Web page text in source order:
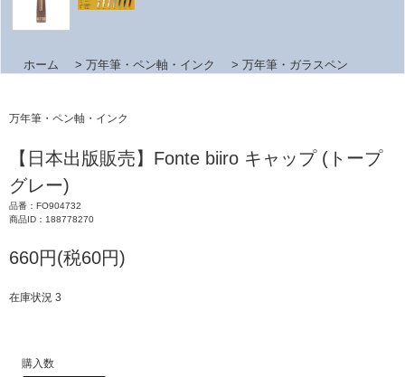
ホーム > 万年筆・ペン軸・インク > 万年筆・ガラスペン
万年筆・ペン軸・インク
【日本出版販売】Fonte biiro キャップ (トープ
グレー)
品番：FO904732
商品ID：188778270
660円(税60円)
在庫状況 3
購入数